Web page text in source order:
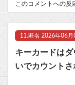
このコメントへの反
11. 匿名 2026年06月
キーカードは
いでカウントさ